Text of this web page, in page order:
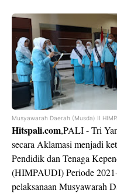
Musyawarah Daerah (Musda) II
Hitspali.com,PALI - Tri
secara Aklamasi menjadi
Pendidik dan Tenaga
(HIMPAUDI) Periode
pelaksanaan Musyawarah